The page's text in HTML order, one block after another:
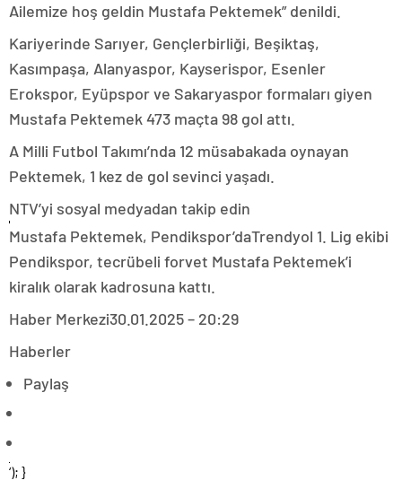
Ailemize hoş geldin Mustafa Pektemek” denildi.
Kariyerinde Sarıyer, Gençlerbirliği, Beşiktaş,
Kasımpaşa, Alanyaspor, Kayserispor, Esenler
Erokspor, Eyüpspor ve Sakaryaspor formaları giyen
Mustafa Pektemek 473 maçta 98 gol attı.
A Milli Futbol Takımı’nda 12 müsabakada oynayan
Pektemek, 1 kez de gol sevinci yaşadı.
NTV’yi sosyal medyadan takip edin
Mustafa Pektemek, Pendikspor’daTrendyol 1. Lig ekibi
Pendikspor, tecrübeli forvet Mustafa Pektemek’i
kiralık olarak kadrosuna kattı.
Haber Merkezi30.01.2025 – 20:29
Haberler
Paylaş
‘); }